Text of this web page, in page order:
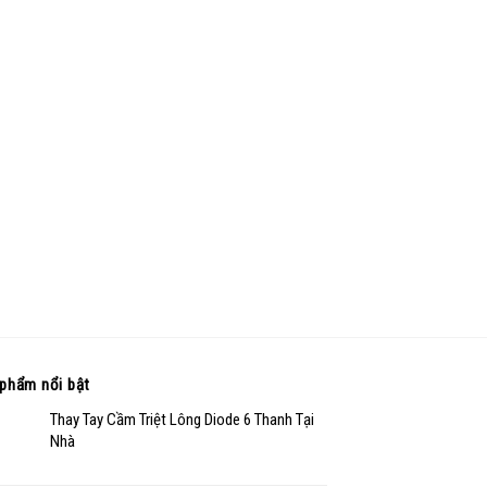
nổi bật
Thay Tay Cầm Triệt Lông Diode 6 Thanh Tại
Nhà